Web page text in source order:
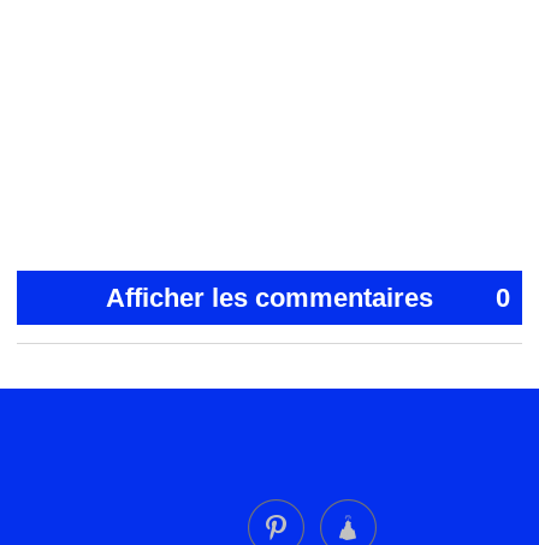
Afficher les commentaires 0